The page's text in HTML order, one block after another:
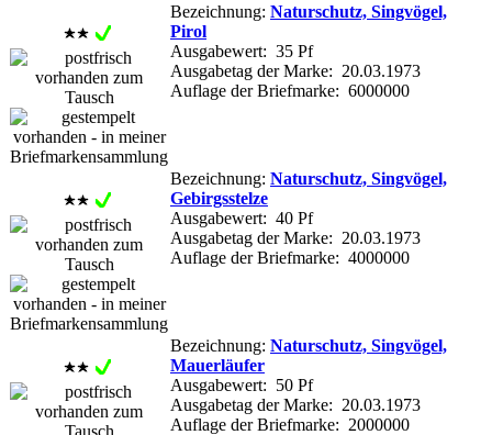
Bezeichnung: Naturschutz, Singvögel,
Pirol
Ausgabewert: 35 Pf
Ausgabetag der Marke: 20.03.1973
Auflage der Briefmarke: 6000000
Bezeichnung: Naturschutz, Singvögel,
Gebirgsstelze
Ausgabewert: 40 Pf
Ausgabetag der Marke: 20.03.1973
Auflage der Briefmarke: 4000000
Bezeichnung: Naturschutz, Singvögel,
Mauerläufer
Ausgabewert: 50 Pf
Ausgabetag der Marke: 20.03.1973
Auflage der Briefmarke: 2000000